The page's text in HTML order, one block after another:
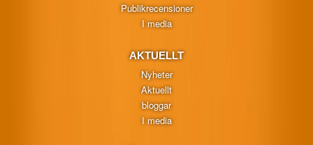
Publikrecensioner
I media
AKTUELLT
Nyheter
Aktuellt
bloggar
I media